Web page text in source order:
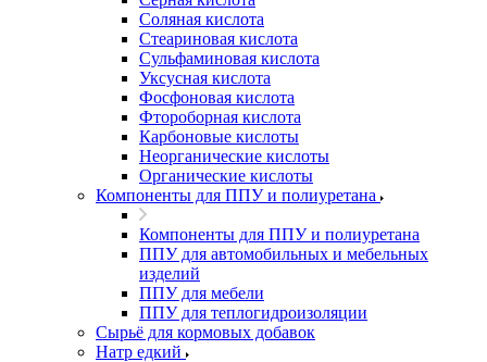
Соляная кислота
Стеариновая кислота
Сульфаминовая кислота
Уксусная кислота
Фосфоновая кислота
Фтороборная кислота
Карбоновые кислоты
Неорганические кислоты
Органические кислоты
Компоненты для ППУ и полиуретана
Компоненты для ППУ и полиуретана
ППУ для автомобильных и мебельных
изделий
ППУ для мебели
ППУ для теплогидроизоляции
Сырьё для кормовых добавок
Натр едкий